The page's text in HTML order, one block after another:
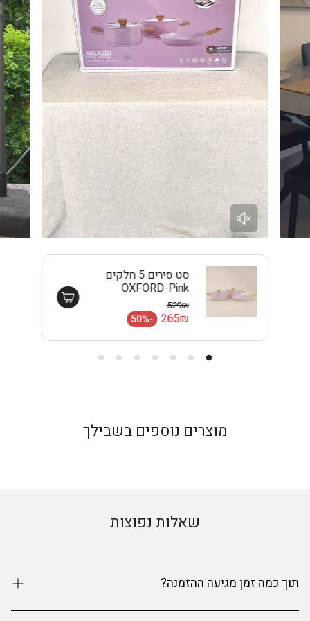
סט סירים 5 חלקים
OXFORD-Pink
EISENTHAL
265₪
-50%
מחיר מבצע
מחיר רגיל
529₪
מוצרים נוספים בשבילך
שאלות נפוצות
תוך כמה זמן מגיעה ההזמנה?